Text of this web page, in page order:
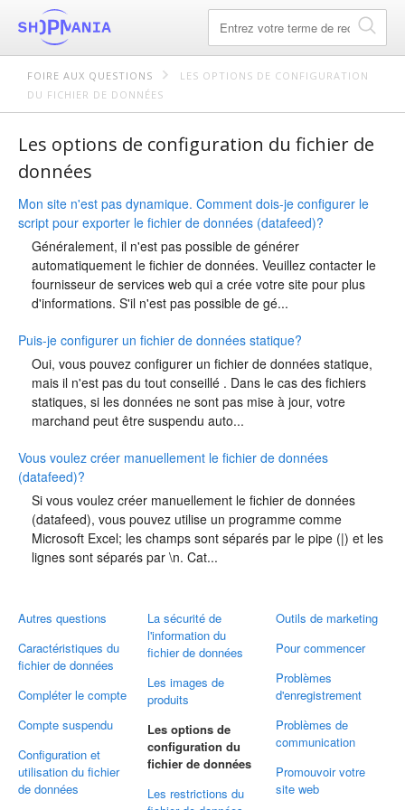
FOIRE AUX QUESTIONS
LES OPTIONS DE CONFIGURATION
DU FICHIER DE DONNÉES
Autres questions
Caractéristiques du
fichier de données
Compléter le compte
Compte suspendu
Configuration et
utilisation du fichier
de données
La sécurité de
l'information du
fichier de données
Les images de
produits
Les options de
configuration du
fichier de données
Les restrictions du
Outils de marketing
Pour commencer
Problèmes
d'enregistrement
Problèmes de
communication
Promouvoir votre
site web
Les options de configuration du fichier de
données
Mon site n'est pas dynamique. Comment dois-je configurer le
script pour exporter le fichier de données (datafeed)?
Généralement, il n'est pas possible de générer
automatiquement le fichier de données. Veuillez contacter le
fournisseur de services web qui a crée votre site pour plus
d'informations. S'il n'est pas possible de gé...
Puis-je configurer un fichier de données statique?
Oui, vous pouvez configurer un fichier de données statique,
mais il n'est pas du tout conseillé . Dans le cas des fichiers
statiques, si les données ne sont pas mise à jour, votre
marchand peut être suspendu auto...
Vous voulez créer manuellement le fichier de données
(datafeed)?
Si vous voulez créer manuellement le fichier de données
(datafeed), vous pouvez utilise un programme comme
Microsoft Excel; les champs sont séparés par le pipe (|) et les
lignes sont séparés par \n. Cat...